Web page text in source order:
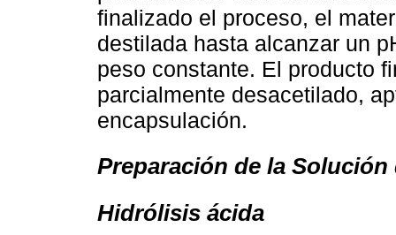
finalizado el proceso, el
destilada hasta alcanzar un
peso constante. El producto
parcialmente desacetilado,
encapsulación.
Preparación de la
Hidrólisis ácida